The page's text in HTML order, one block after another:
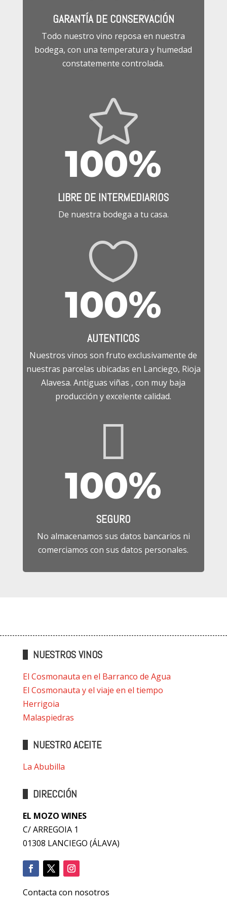
GARANTÍA DE CONSERVACIÓN
Todo nuestro vino reposa en nuestra
bodega, con una temperatura y humedad
constatemente controlada.

100%
LIBRE DE INTERMEDIARIOS
De nuestra bodega a tu casa.

100%
AUTENTICOS
Nuestros vinos son fruto exclusivamente de
nuestras parcelas ubicadas en Lanciego, Rioja
Alavesa. Antiguas viñas , con muy baja
producción y excelente calidad.

100%
SEGURO
No almacenamos sus datos bancarios ni
comerciamos con sus datos personales.
NUESTROS VINOS
El Cosmonauta en el Barranco de Agua
El Cosmonauta y el viaje en el tiempo
Herrigoia
Malaspiedras
NUESTRO ACEITE
La Abubilla
DIRECCIÓN
EL MOZO WINES
C/ ARREGOIA 1
01308 LANCIEGO (ÁLAVA)
Contacta con nosotros